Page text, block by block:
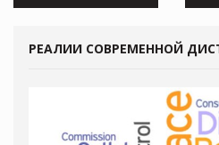
РЕАЛИИ СОВРЕМЕННОЙ